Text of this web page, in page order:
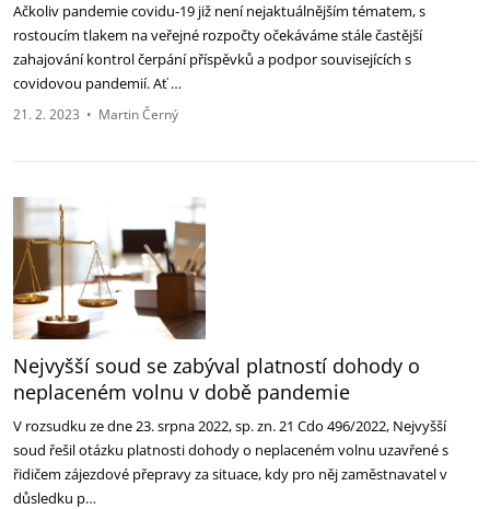
Ačkoliv pandemie covidu-19 již není nejaktuálnějším tématem, s
rostoucím tlakem na veřejné rozpočty očekáváme stále častější
zahajování kontrol čerpání příspěvků a podpor souvisejících s
covidovou pandemií. Ať …
21. 2. 2023 • Martin Černý
Nejvyšší soud se zabýval platností dohody o
neplaceném volnu v době pandemie
V rozsudku ze dne 23. srpna 2022, sp. zn. 21 Cdo 496/2022, Nejvyšší
soud řešil otázku platnosti dohody o neplaceném volnu uzavřené s
řidičem zájezdové přepravy za situace, kdy pro něj zaměstnavatel v
důsledku p…